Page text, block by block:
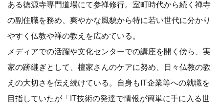
ある徳源寺専門道場にて参禅修行。室町時代から続く禅寺
の副住職を務め、爽やかな風貌から特に若い世代に分かり
やすく仏教や禅の教えを広めている。
メディアでの活躍や文化センターでの講座を開く傍ら、実
家の跡継ぎとして、檀家さんのケアに努め、日々仏教の教
えの大切さを伝え続けている。自身もIT企業等への就職を
目指していたが「IT技術の発達で情報が簡単に手に入る世